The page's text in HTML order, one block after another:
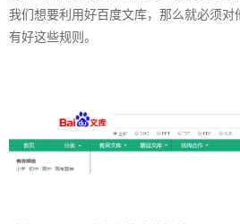
我们想要利用好百度文库，那么就必须对
有好这些规则。